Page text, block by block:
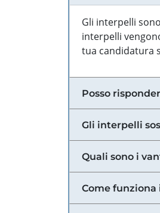
Gli interpelli
interpelli
tua candidatura
Posso
Gli interpelli
Quali sono i
Come